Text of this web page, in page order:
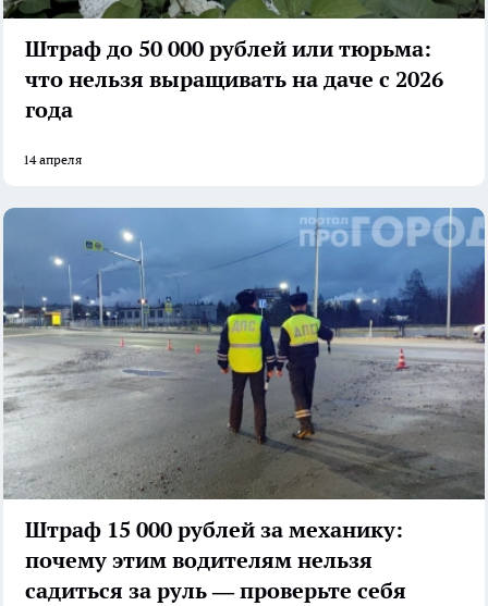
Штраф до 50 000 рублей или тюрьма:
что нельзя выращивать на даче с 2026
года
14 апреля
Штраф 15 000 рублей за механику:
почему этим водителям нельзя
садиться за руль — проверьте себя